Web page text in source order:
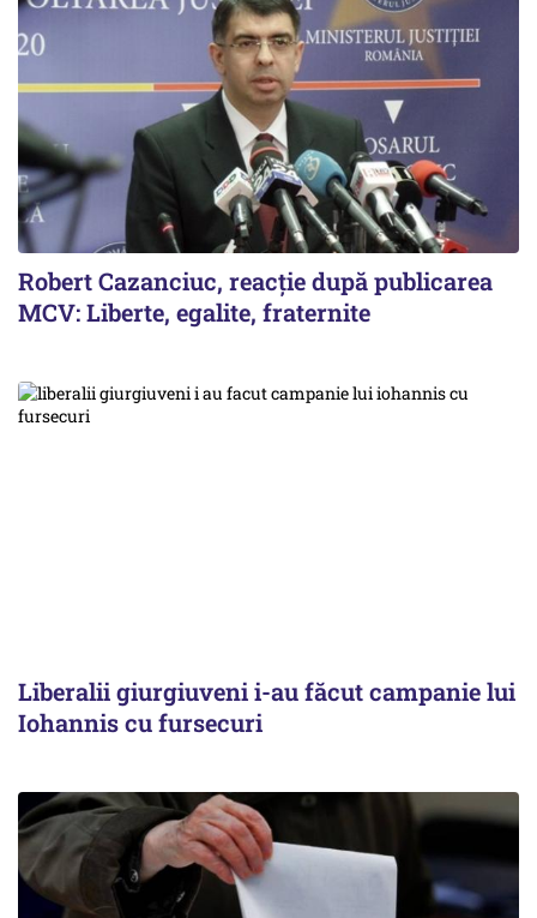
Robert Cazanciuc, reacţie după publicarea
MCV: Liberte, egalite, fraternite
Liberalii giurgiuveni i-au făcut campanie lui
Iohannis cu fursecuri